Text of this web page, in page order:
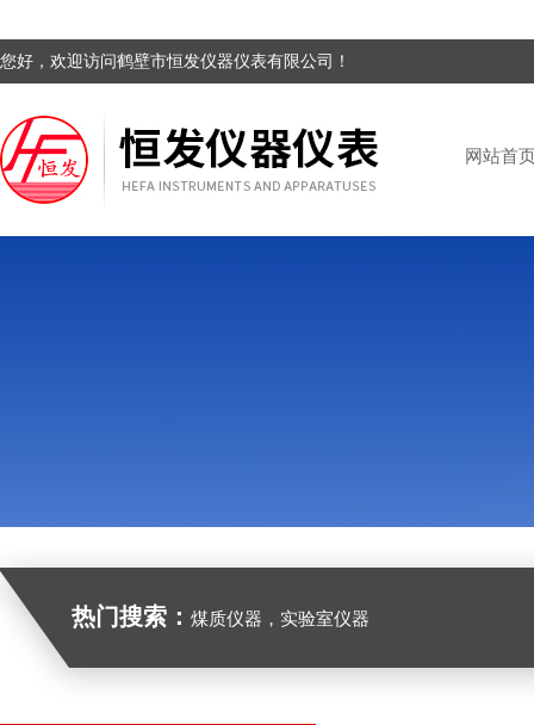
您好，欢迎访问鹤壁市恒发仪器仪表有限公司！
网站首
热门搜索： 煤质仪器，实验室仪器